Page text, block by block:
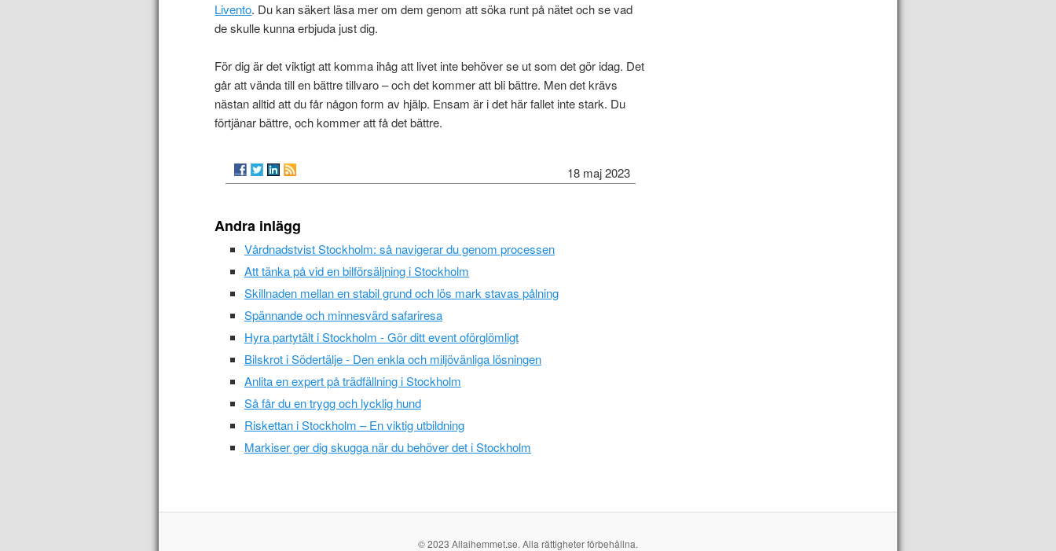
Livento. Du kan säkert läsa mer om dem genom att söka runt på nätet och se vad
de skulle kunna erbjuda just dig.
För dig är det viktigt att komma ihåg att livet inte behöver se ut som det gör idag. Det
går att vända till en bättre tillvaro – och det kommer att bli bättre. Men det krävs
nästan alltid att du får någon form av hjälp. Ensam är i det här fallet inte stark. Du
förtjänar bättre, och kommer att få det bättre.
18 maj 2023
Andra inlägg
Vårdnadstvist Stockholm: så navigerar du genom processen
Att tänka på vid en bilförsäljning i Stockholm
Skillnaden mellan en stabil grund och lös mark stavas pålning
Spännande och minnesvärd safariresa
Hyra partytält i Stockholm - Gör ditt event oförglömligt
Bilskrot i Södertälje - Den enkla och miljövänliga lösningen
Anlita en expert på trädfällning i Stockholm
Så får du en trygg och lycklig hund
Riskettan i Stockholm – En viktig utbildning
Markiser ger dig skugga när du behöver det i Stockholm
© 2023 Allaihemmet.se. Alla rättigheter förbehållna.